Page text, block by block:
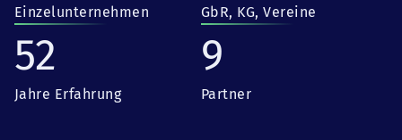
Einzelunternehmen GbR, KG, Vereine
52
Jahre Erfahrung
9
Partner